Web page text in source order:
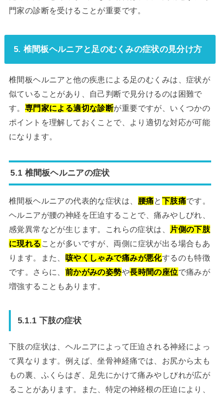
門家の診断を受けることが重要です。
5. 椎間板ヘルニアと足のむくみの症状の見分け方
椎間板ヘルニアと他の疾患による足のむくみは、症状が
似ていることがあり、自己判断で見分けるのは困難で
す。 専門家による適切な診断が重要ですが、いくつかの
ポイントを理解しておくことで、より適切な対応が可能
になります。
5.1 椎間板ヘルニアの症状
椎間板ヘルニアの代表的な症状は、 腰痛と 下肢痛です。
ヘルニアが腰の神経を圧迫することで、痛みやしびれ、
感覚異常などが生じます。これらの症状は、
片側の下肢
に現れる ことが多いですが、両側に症状が出る場合もあ
ります。また、 咳やくしゃみで痛みが悪化するのも特徴
です。さらに、 前かがみの姿勢や長時間の座位で痛みが
増強することもあります。
5.1.1 下肢の症状
下肢の症状は、ヘルニアによって圧迫される神経によっ
て異なります。例えば、坐骨神経痛では、お尻から太も
もの裏、ふくらはぎ、足先にかけて痛みやしびれが広が
ることがあります。また、特定の神経根の圧迫により、